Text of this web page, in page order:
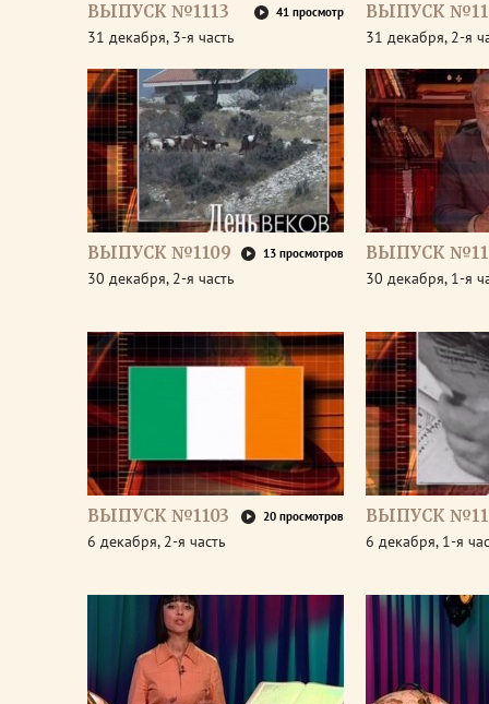
ВЫПУСК №1113 41 просмотр
31 декабря, 3-я часть
ВЫПУСК
31 декабря, 2-я
ВЫПУСК №1109 13 просмотров
30 декабря, 2-я часть
ВЫПУСК
30 декабря, 1-я
ВЫПУСК №1103 20 просмотров
6 декабря, 2-я часть
ВЫПУСК
6 декабря, 1-я